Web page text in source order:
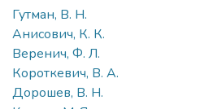
Гутман, В. Н.
Анисович, К. К.
Веренич, Ф. Л.
Короткевич, В. А.
Дорошев, В. Н.